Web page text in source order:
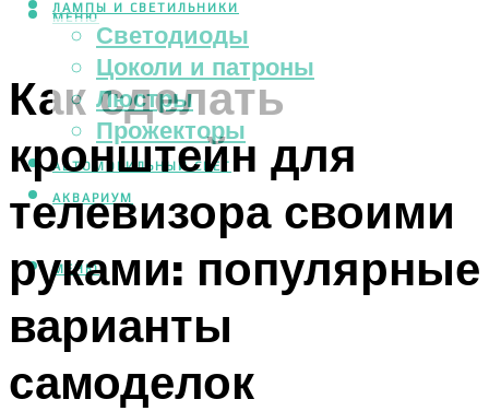
ЛАМПЫ И СВЕТИЛЬНИКИ
Светодиоды
Цоколи и патроны
Люстры
Прожекторы
АВТОМОБИЛЬНЫЙ СВЕТ
АКВАРИУМ
МЕНЮ
МЕНЮ
Как сделать
кронштейн для
телевизора своими
руками: популярные
варианты
самоделок